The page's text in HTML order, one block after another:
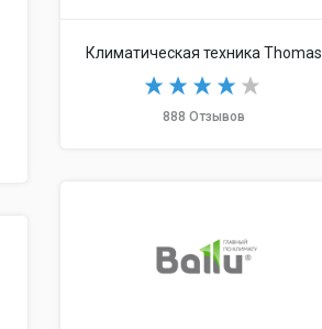
Климатическая техника Thomas
888 Отзывов